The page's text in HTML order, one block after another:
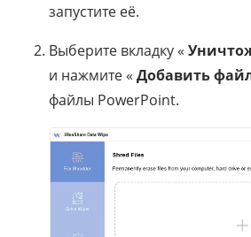
запустите её.
Выберите вкладку «
и нажмите « Добавить
файлы PowerPoint.